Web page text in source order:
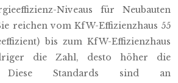
Niveaus für Neubauten
reichen vom KfW-Effizienzhaus 55
bis zum KfW-Effizienzhaus
die Zahl, desto höher die
Diese Standards sind an